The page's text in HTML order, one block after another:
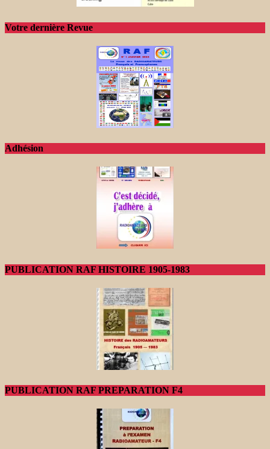
Votre dernière Revue
Adhésion
PUBLICATION RAF HISTOIRE 1905-1983
PUBLICATION RAF PREPARATION F4